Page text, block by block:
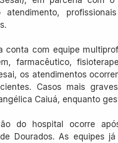
atendimento,
conta com equipe
farmacêutico,
os atendimentos
Casos mais
Caiuá, enquanto
do hospital ocorre
Dourados. As equipes